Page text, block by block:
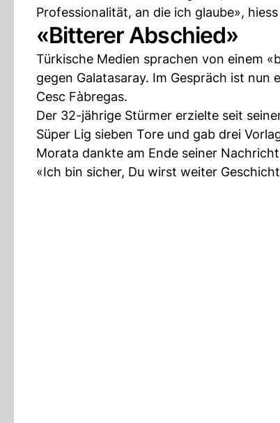
Professionalität, an die ich glaube»,
«Bitterer Abschied»
Türkische Medien sprachen von einem
gegen Galatasaray. Im Gespräch ist nun
Cesc Fàbregas.
Der 32-jährige Stürmer erzielte seit
Süper Lig sieben Tore und gab drei
Morata dankte am Ende seiner
«Ich bin sicher, Du wirst weiter